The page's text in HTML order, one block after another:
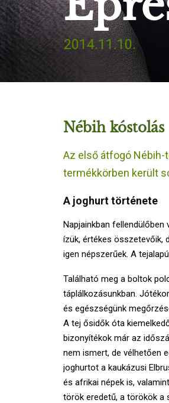
2014.11.10.
Nébih kóstolás
Az első átfogó
termékkörben került
A joghurt története
Napjainkban
ízük, értékes összetevőik,
igen népszerűek. A
Található meg a boltok
táplálkozásunkban.
és egészségünk
A tej ősidők óta
bizonyítékok már az
nem ismert, de vélhetően
joghurtot a kaukázusi
és afrikai népek is,
török eredetű, a törökök a